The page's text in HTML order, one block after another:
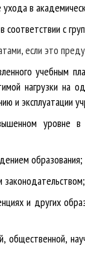
в
соответствии с
если это
учебным
нагрузки на
и эксплуатации
уровне
образования;
законодательством;
и других
общественной,